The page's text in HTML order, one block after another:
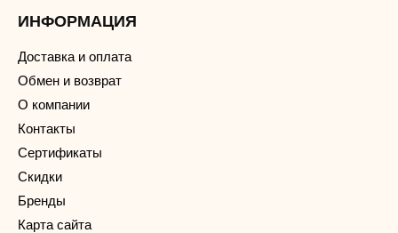
ИНФОРМАЦИЯ
Доставка и оплата
Обмен и возврат
О компании
Контакты
Сертификаты
Скидки
Бренды
Карта сайта